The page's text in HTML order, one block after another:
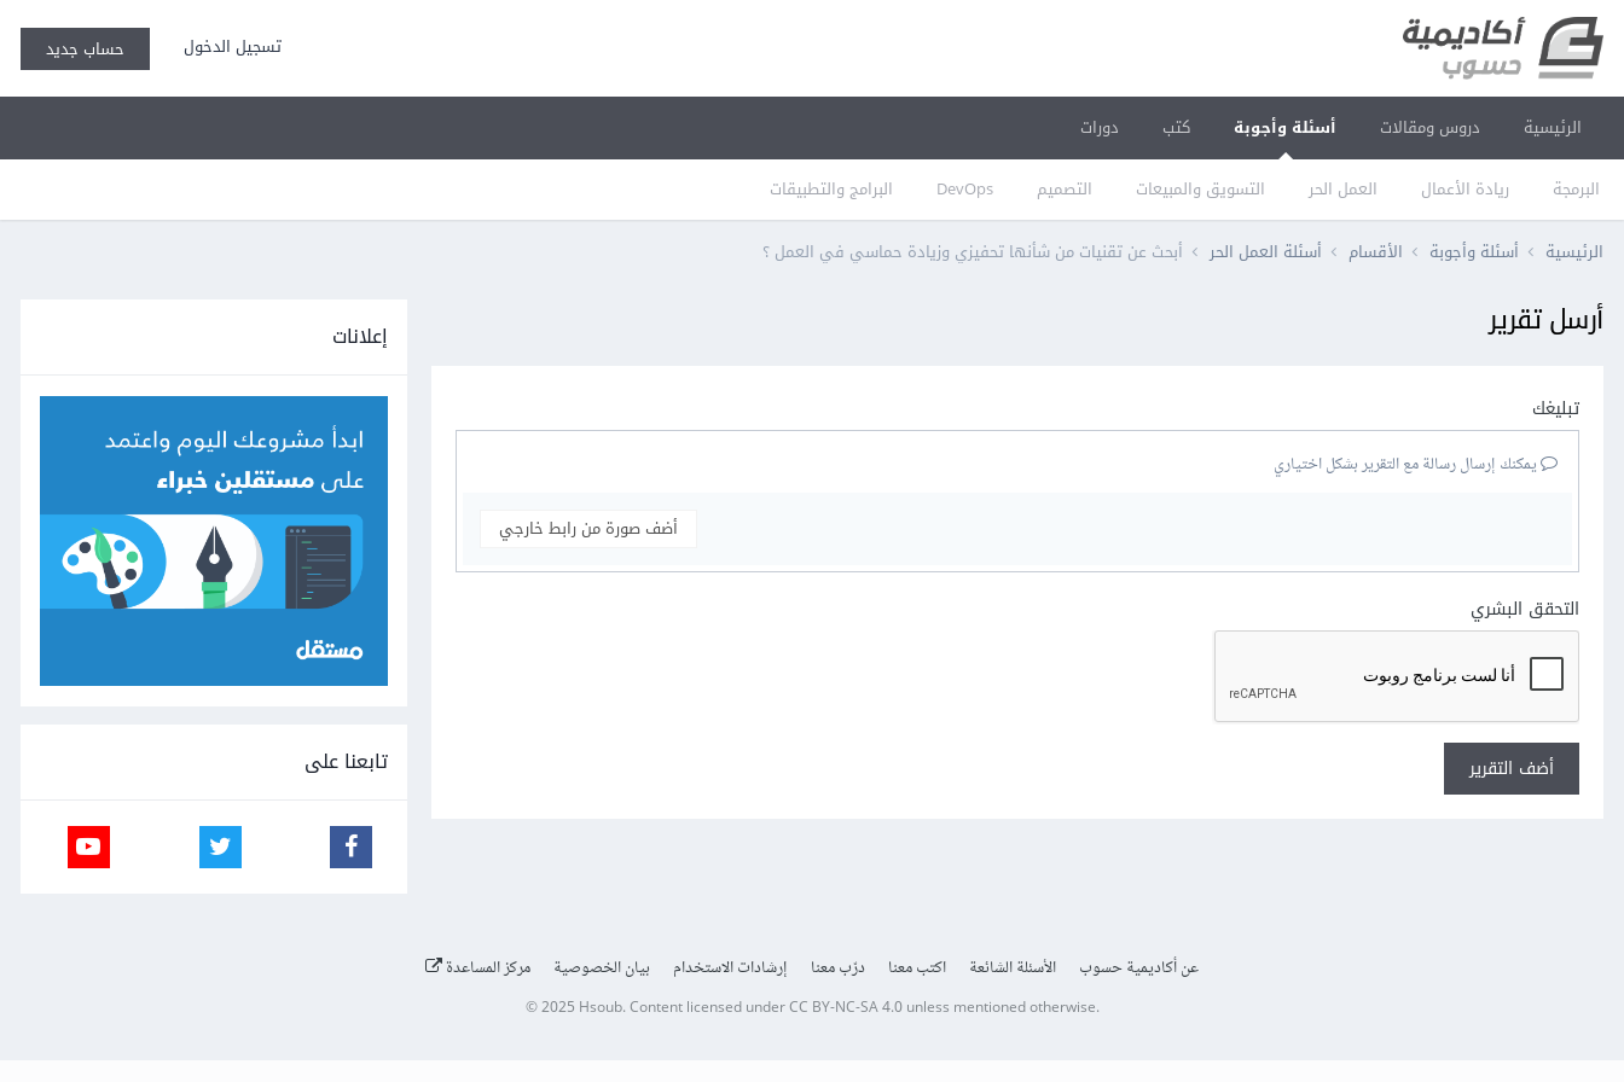
تسجيل الدخول حساب جديد
الرئيسية دروس ومقالات أسئلة وأجوبة
البرمجة ريادة الأعمال العمل الحر التسويق والمبيعات التصميم DevOps البرامج والتطبيقات
كتب دورات
الرئيسية أسئلة وأجوبة الأقسام أسئلة العمل الحر أبحث عن تقنيات من شأنها تحفيزي وزيادة حماسي في العمل ؟
أرسل تقرير
تبليغك
يمكنك إرسال رسالة مع التقرير بشكل اختياري
أضف صورة من رابط خارجي
التحقق البشري
أضف التقرير
إعلانات
تابعنا على
عن أكاديمية حسوب الأسئلة الشائعة اكتب معنا درّب معنا إرشادات الاستخدام بيان الخصوصية مركز المساعدة
© 2025 Hsoub.Content licensed underCC BY-NC-SA 4.0unless mentioned otherwise.